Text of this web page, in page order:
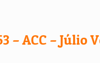
– ACC – Júlio